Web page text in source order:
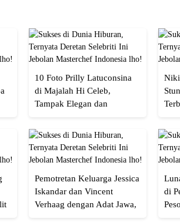
10 Foto Prilly Latuconsina
di Majalah Hi Celeb,
Tampak Elegan dan
Pemotretan Keluarga Jessica
Iskandar dan Vincent
Verhaag dengan Adat Jawa,
di